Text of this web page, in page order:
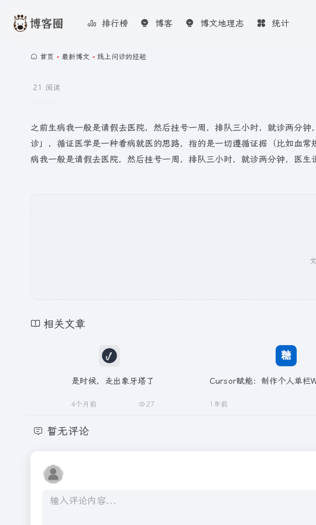
排行榜 博客 博文地理志 统计
首页 • 最新博文 • 线上问诊的经验
21 阅读
之前生病我一般是请假去医院，然后挂号一周，排队三小时，就诊两分
诊」，循证医学是一种看病就医的思路，指的是一切遵循证据（比如血
病我一般是请假去医院，然后挂号一周，排队三小时，就诊两分钟，医生
相关文章
是时候，走出象牙塔了
4个月前 27
Cursor赋能：制作个人单栏
1年前
暂无评论